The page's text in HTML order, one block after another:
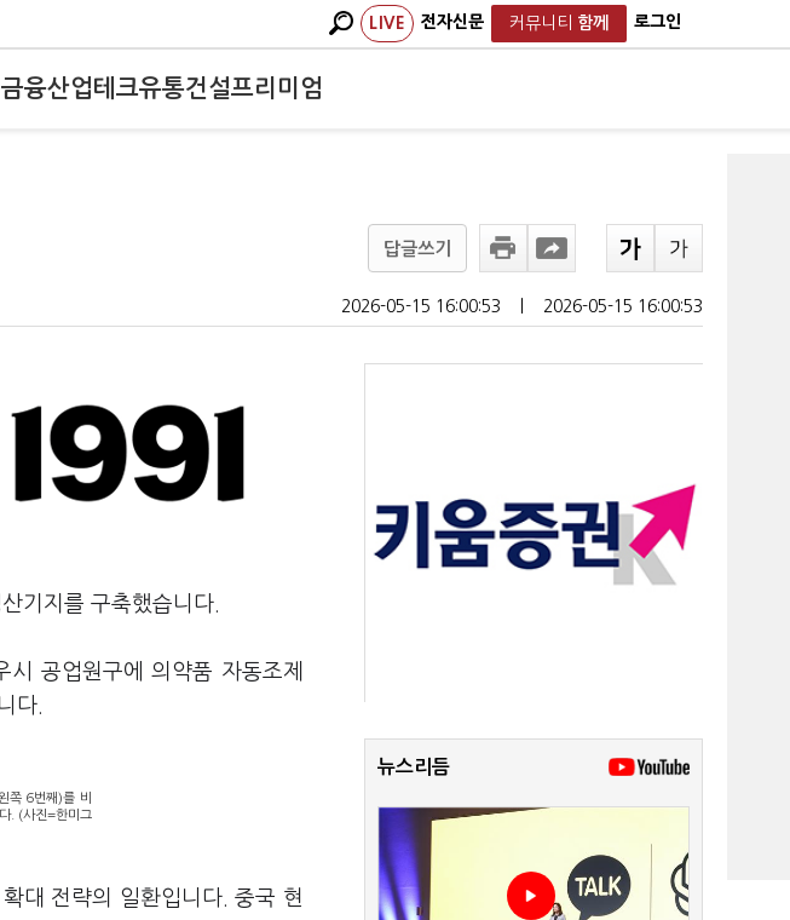
LIVE 전자신문 커뮤니티 함께 로그인
금융산업테크유통건설프리미엄
답글쓰기
2026-05-15 16:00:53 2026-05-15 16:00:53
기지를 구축했습니다.
공업원구에 의약품 자동조제
다.
쪽 6번째)를 비
. (사진=한미그
대 전략의 일환입니다. 중국 현
뉴스리듬